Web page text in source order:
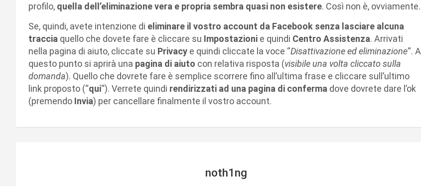
profilo, quella dell’eliminazione vera e propria sembra quasi non esistere. Così non è, ovviamente.
Se, quindi, avete intenzione di eliminare il vostro account da Facebook senza lasciare alcuna
traccia quello che dovete fare è cliccare su Impostazioni e quindi Centro Assistenza. Arrivati
nella pagina di aiuto, cliccate su Privacy e quindi cliccate la voce “Disattivazione ed eliminazione“. A
questo punto si aprirà una pagina di aiuto con relativa risposta (visibile una volta cliccato sulla
domanda). Quello che dovrete fare è semplice scorrere fino all’ultima frase e cliccare sull’ultimo
link proposto (“qui“). Verrete quindi rendirizzati ad una pagina di conferma dove dovrete dare l’ok
(premendo Invia) per cancellare finalmente il vostro account.
noth1ng